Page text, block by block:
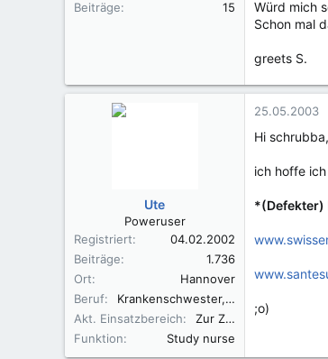
Beiträge
15
Würd mich
Schon mal
greets S.
Ute
Poweruser
Registriert
04.02.2002
Beiträge
1.736
Ort
Hannover
Beruf
Krankenschwester, Fachkraft für Leitungsaufgaben in der Pflege (FLP)
Akt. Einsatzbereich
Zur Zeit in der Elternzeit
Funktion
Study nurse
25.05.2003
Hi schrubba,
ich hoffe
*(Defekter)
;o)